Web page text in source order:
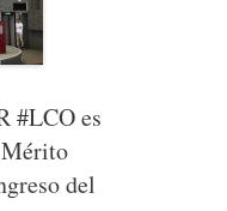
#LCO es
del